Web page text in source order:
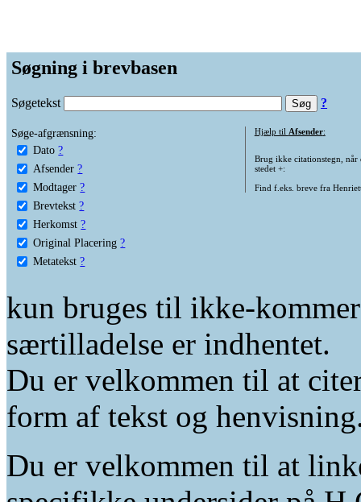
Søgning i brevbasen
Søgetekst ?
Søge-afgrænsning:
Dato ?
Afsender ?
Modtager ?
Brevtekst ?
Herkomst ?
Original Placering ?
Metatekst ?
Hjælp til Afsender:
Brug ikke citationstegn, når
stedet +:
Find f.eks. breve fra
kun bruges til ikke-
særtilladelse er indhentet.
Du er velkommen til at
form af tekst og
Du er velkommen til at